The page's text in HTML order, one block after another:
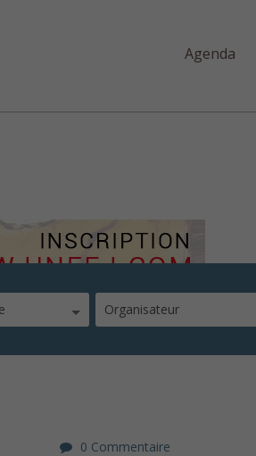
Agenda
Organisateur
0 Commentaire